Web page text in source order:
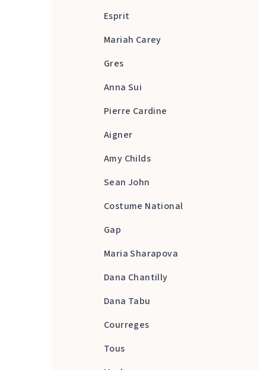
Esprit
Mariah Carey
Gres
Anna Sui
Pierre Cardine
Aigner
Amy Childs
Sean John
Costume National
Gap
Maria Sharapova
Dana Chantilly
Dana Tabu
Courreges
Tous